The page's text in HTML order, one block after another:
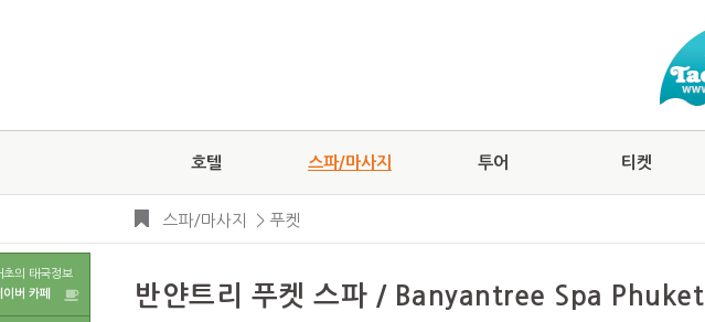
초의 태국정보
이버 카페
호텔 스파/마사지 투어 티켓
스파/마사지 > 푸켓
반얀트리 푸켓 스파 / Banyantree Spa Phuket